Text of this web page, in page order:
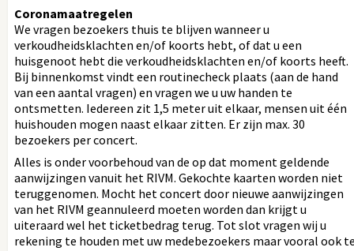
Coronamaatregelen
We vragen bezoekers thuis te blijven wanneer u
verkoudheidsklachten en/of koorts hebt, of dat u een
huisgenoot hebt die verkoudheidsklachten en/of koorts heeft.
Bij binnenkomst vindt een routinecheck plaats (aan de hand
van een aantal vragen) en vragen we u uw handen te
ontsmetten. Iedereen zit 1,5 meter uit elkaar, mensen uit één
huishouden mogen naast elkaar zitten. Er zijn max. 30
bezoekers per concert.
Alles is onder voorbehoud van de op dat moment geldende
aanwijzingen vanuit het RIVM. Gekochte kaarten worden niet
teruggenomen. Mocht het concert door nieuwe aanwijzingen
van het RIVM geannuleerd moeten worden dan krijgt u
uiteraard wel het ticketbedrag terug. Tot slot vragen wij u
rekening te houden met uw medebezoekers maar vooral ook